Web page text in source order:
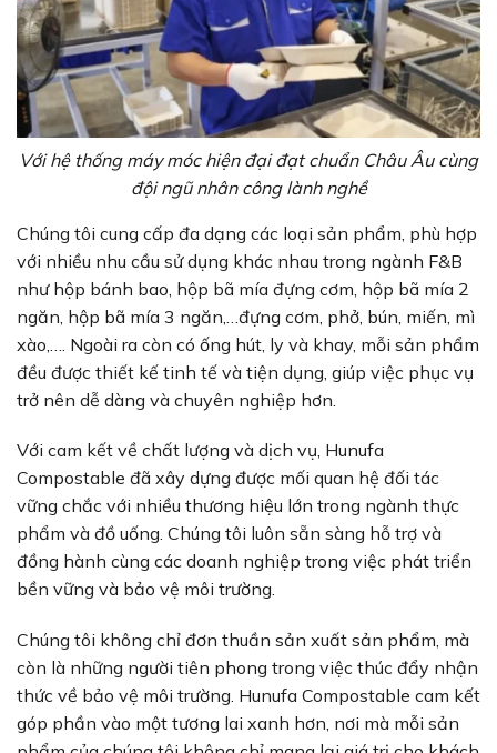
Với hệ thống máy móc hiện đại đạt chuẩn Châu Âu cùng
đội ngũ nhân công lành nghề
Chúng tôi cung cấp đa dạng các loại sản phẩm, phù hợp
với nhiều nhu cầu sử dụng khác nhau trong ngành F&B
như hộp bánh bao, hộp bã mía đựng cơm, hộp bã mía 2
ngăn, hộp bã mía 3 ngăn,…đựng cơm, phở, bún, miến, mì
xào,…. Ngoài ra còn có ống hút, ly và khay, mỗi sản phẩm
đều được thiết kế tinh tế và tiện dụng, giúp việc phục vụ
trở nên dễ dàng và chuyên nghiệp hơn.
Với cam kết về chất lượng và dịch vụ, Hunufa
Compostable đã xây dựng được mối quan hệ đối tác
vững chắc với nhiều thương hiệu lớn trong ngành thực
phẩm và đồ uống. Chúng tôi luôn sẵn sàng hỗ trợ và
đồng hành cùng các doanh nghiệp trong việc phát triển
bền vững và bảo vệ môi trường.
Chúng tôi không chỉ đơn thuần sản xuất sản phẩm, mà
còn là những người tiên phong trong việc thúc đẩy nhận
thức về bảo vệ môi trường. Hunufa Compostable cam kết
góp phần vào một tương lai xanh hơn, nơi mà mỗi sản